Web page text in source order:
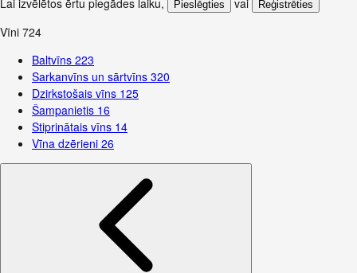
Lai izvēlētos ērtu piegādes laiku, Pieslēgties vai Reģistrēties
Vīni 724
Baltvīns 223
Sarkanvīns un sārtvīns 320
Dzirkstošais vīns 125
Šampanietis 16
Stiprinātais vīns 14
Vīna dzērieni 26